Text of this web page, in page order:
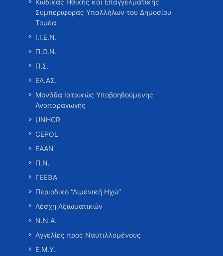
Κώδικας Ηθικής και Επαγγελματικής
Συμπεριφοράς Υπαλλήλων του Δημοσίου
Τομέα
Ι.Ι.Ε.Ν.
Π.Ο.Ν.
Π.Σ.
ΕΛ.ΑΣ.
Μονάδα Ιατρικώς Υποβοηθούμενης
Αναπαραγωγής
UNHCR
CEPOL
ΕΑΑΝ
Π.Ν.
ΓΕΕΘΑ
Περιοδικό “Λιμενική Ηχώ”
Λέσχη Αξιωματικών
Ν.Ν.Α.
Αγγελίες προς Ναυτιλλομένους
Ε.Μ.Υ.